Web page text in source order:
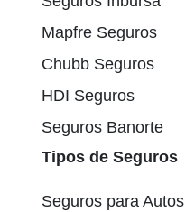
Mapfre Seguros
Chubb Seguros
HDI Seguros
Seguros Banorte
Tipos de Seguros
Seguros para Autos